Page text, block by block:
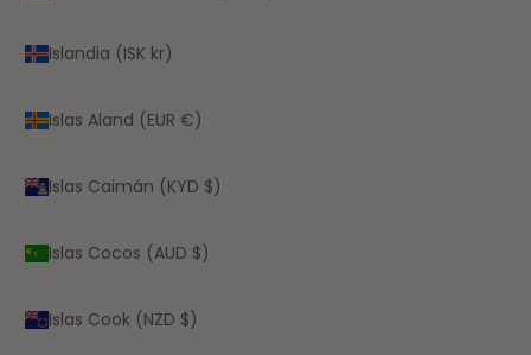
Islandia (ISK kr)
Islas Aland (EUR €)
Islas Caimán (KYD $)
Islas Cocos (AUD $)
Islas Cook (NZD $)